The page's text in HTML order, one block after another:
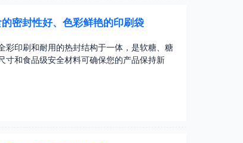
密封性好、色彩鲜艳的印刷袋
彩印刷和耐用的热封结构于一体，是软糖、糖
寸和食品级安全材料可确保您的产品保持新